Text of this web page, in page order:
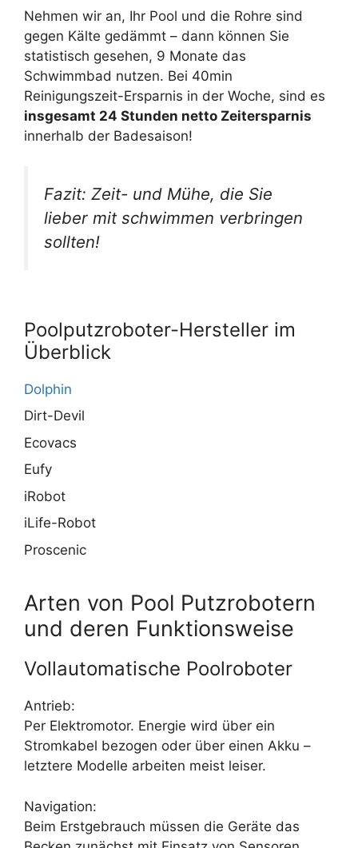
Nehmen wir an, Ihr Pool und die Rohre sind
gegen Kälte gedämmt – dann können Sie
statistisch gesehen, 9 Monate das
Schwimmbad nutzen. Bei 40min
Reinigungszeit-Ersparnis in der Woche, sind es
insgesamt 24 Stunden netto Zeitersparnis
innerhalb der Badesaison!
Fazit: Zeit- und Mühe, die Sie
lieber mit schwimmen verbringen
sollten!
Poolputzroboter-Hersteller im
Überblick
Dolphin
Dirt-Devil
Ecovacs
Eufy
iRobot
iLife-Robot
Proscenic
Arten von Pool Putzrobotern
und deren Funktionsweise
Vollautomatische Poolroboter
Antrieb:
Per Elektromotor. Energie wird über ein
Stromkabel bezogen oder über einen Akku –
letztere Modelle arbeiten meist leiser.
Navigation:
Beim Erstgebrauch müssen die Geräte das